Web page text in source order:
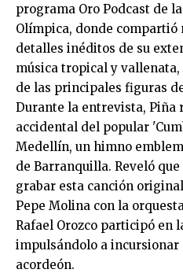
programa Oro Podcast de
Olímpica, donde compartió
detalles inéditos de su
música tropical y vallenata,
de las principales figuras
Durante la entrevista, Piña
accidental del popular
Medellín, un himno
de Barranquilla. Reveló
grabar esta canción
Pepe Molina con la
Rafael Orozco participó en
impulsándolo a incursionar
acordeón.